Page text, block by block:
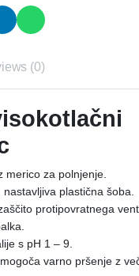
(0)
merico za polnjenje.
plastična šoba.
protipovratnega
s pH 1 – 9.
varno pršenje z